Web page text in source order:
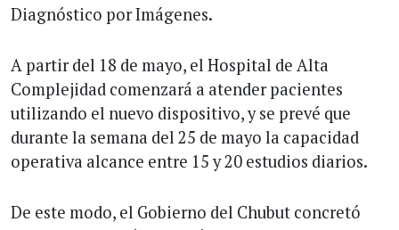
Diagnóstico por Imágenes.
A partir del 18 de mayo, el Hospital de Alta
Complejidad comenzará a atender pacientes
utilizando el nuevo dispositivo, y se prevé que
durante la semana del 25 de mayo la capacidad
operativa alcance entre 15 y 20 estudios diarios.
De este modo, el Gobierno del Chubut concretó